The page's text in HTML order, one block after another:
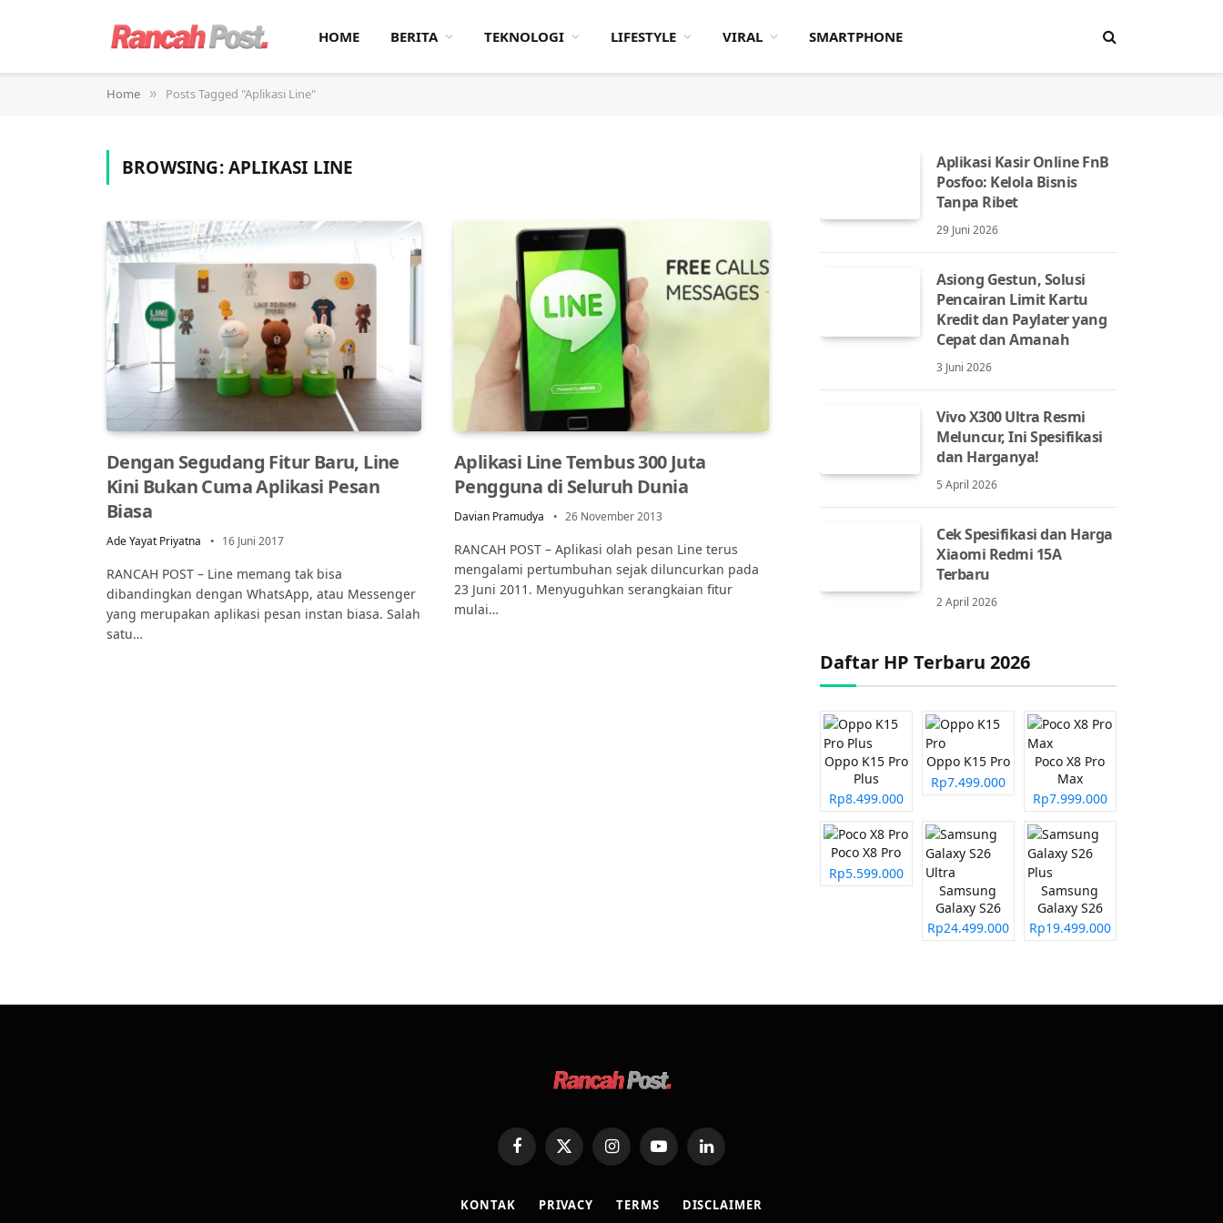
HOME BERITA TEKNOLOGI LIFESTYLE VIRAL SMARTPHONE
Home » Posts Tagged "Aplikasi Line"
BROWSING:APLIKASI LINE
Dengan Segudang Fitur Baru, Line
Kini Bukan Cuma Aplikasi Pesan
Biasa
Ade Yayat Priyatna 16 Juni 2017
RANCAH POST – Line memang tak bisa
dibandingkan dengan WhatsApp, atau Messenger
yang merupakan aplikasi pesan instan biasa. Salah
satu…
Aplikasi Line Tembus 300 Juta
Pengguna di Seluruh Dunia
Davian Pramudya 26 November 2013
RANCAH POST – Aplikasi olah pesan Line terus
mengalami pertumbuhan sejak diluncurkan pada
23 Juni 2011. Menyuguhkan serangkaian fitur
mulai…
Aplikasi Kasir Online FnB
Posfoo: Kelola Bisnis
Tanpa Ribet
29 Juni 2026
Asiong Gestun, Solusi
Pencairan Limit Kartu
Kredit dan Paylater yang
Cepat dan Amanah
3 Juni 2026
Vivo X300 Ultra Resmi
Meluncur, Ini Spesifikasi
dan Harganya!
5 April 2026
Cek Spesifikasi dan Harga
Xiaomi Redmi 15A
Terbaru
2 April 2026
Daftar HP Terbaru 2026
Oppo K15 Pro
Plus
Rp8.499.000
Oppo K15 Pro
Rp7.499.000
Poco X8 Pro
Max
Rp7.999.000
Poco X8 Pro
Rp5.599.000
Samsung
Galaxy S26
Ultra
Rp24.499.000
Samsung
Galaxy S26
Plus
Rp19.499.000
FacebookX
(Twitter)
InstagramYouTubeLinkedIn
KONTAK PRIVACY TERMS DISCLAIMER